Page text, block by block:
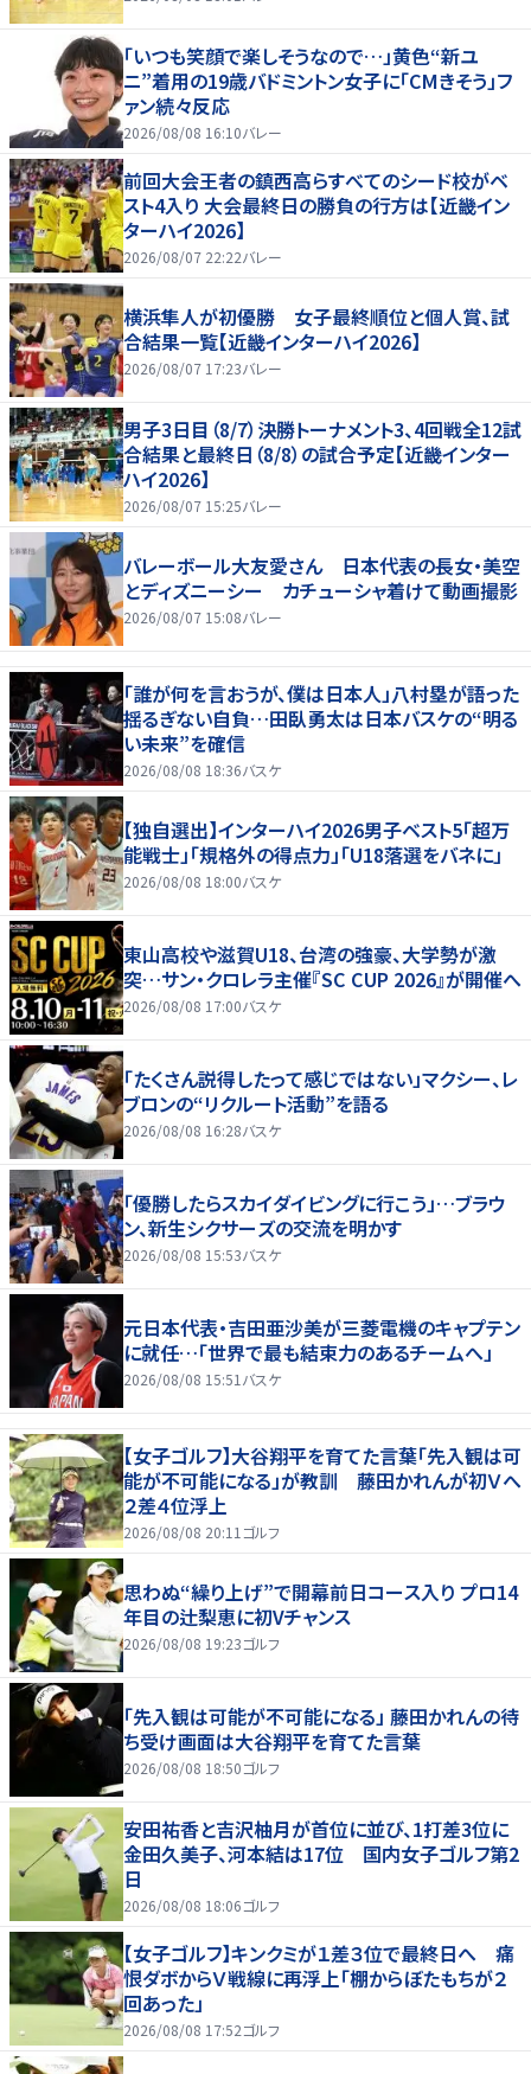
「いつも笑顔で楽しそうなので…」黄色“新ユ
ニ”着用の19歳バドミントン女子に「CMきそう」フ
ァン続々反応
2026/08/08 16:10バレー
前回大会王者の鎮西高らすべてのシード校がベ
スト4入り 大会最終日の勝負の行方は【近畿イン
ターハイ2026】
2026/08/07 22:22バレー
横浜隼人が初優勝 女子最終順位と個人賞、試
合結果一覧【近畿インターハイ2026】
2026/08/07 17:23バレー
男子3日目（8/7）決勝トーナメント3、4回戦全12試
合結果と最終日（8/8）の試合予定【近畿インター
ハイ2026】
2026/08/07 15:25バレー
バレーボール大友愛さん 日本代表の長女・美空
とディズニーシー カチューシャ着けて動画撮影
2026/08/07 15:08バレー
「誰が何を言おうが、僕は日本人」八村塁が語った
揺るぎない自負…田臥勇太は日本バスケの“明る
い未来”を確信
2026/08/08 18:36バスケ
【独自選出】インターハイ2026男子ベスト5「超万
能戦士」「規格外の得点力」「U18落選をバネに」
2026/08/08 18:00バスケ
東山高校や滋賀U18、台湾の強豪、大学勢が激
突…サン・クロレラ主催『SC CUP 2026』が開催へ
2026/08/08 17:00バスケ
「たくさん説得したって感じではない」マクシー、レ
ブロンの“リクルート活動”を語る
2026/08/08 16:28バスケ
「優勝したらスカイダイビングに行こう」…ブラウ
ン、新生シクサーズの交流を明かす
2026/08/08 15:53バスケ
元日本代表・吉田亜沙美が三菱電機のキャプテン
に就任…「世界で最も結束力のあるチームへ」
2026/08/08 15:51 バスケ
【女子ゴルフ】大谷翔平を育てた言葉「先入観は可
能が不可能になる」が教訓 藤田かれんが初Ｖへ
２差４位浮上
2026/08/08 20:11 ゴルフ
思わぬ“繰り上げ”で開幕前日コース入り プロ14
年目の辻梨恵に初Vチャンス
2026/08/08 19:23ゴルフ
「先入観は可能が不可能になる」 藤田かれんの待
ち受け画面は大谷翔平を育てた言葉
2026/08/08 18:50ゴルフ
安田祐香と吉沢柚月が首位に並び、1打差3位に
金田久美子、河本結は17位 国内女子ゴルフ第2
日
2026/08/08 18:06ゴルフ
【女子ゴルフ】キンクミが１差３位で最終日へ 痛
恨ダボからＶ戦線に再浮上「棚からぼたもちが２
回あった」
2026/08/08 17:52ゴルフ